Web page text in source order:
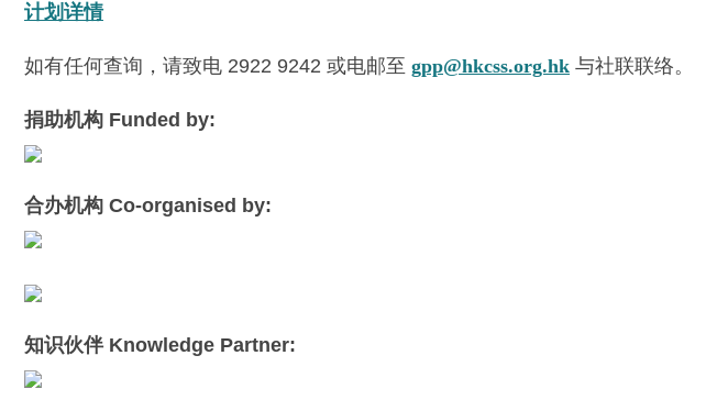
计划详情
如有任何查询，请致电 2922 9242 或电邮至 gpp@hkcss.org.hk 与社联联络。
捐助机构 Funded by:
合办机构 Co-organised by:
知识伙伴 Knowledge Partner: